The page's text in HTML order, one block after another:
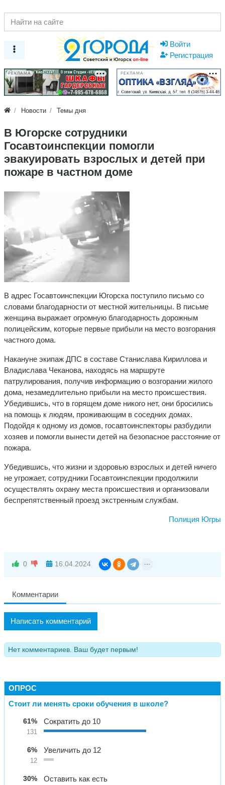
Войти
Регистрация
РЕКЛАМА РЕКЛАМА
Новости Темы дня
В Югорске сотрудники
Госавтоинспекции помогли
эвакуировать взрослых и детей при
пожаре в частном доме
В адрес Госавтоинспекции Югорска поступило письмо со
словами благодарности от местной жительницы. В письме
женщина выражает огромную благодарность дорожным
полицейским, которые первые прибыли на место возгорания
частного дома.
Накануне экипаж ДПС в составе Станислава Кириллова и
Владислава Чеканова, находясь на маршруте
патрулирования, получив информацию о возгорании жилого
дома, незамедлительно прибыли на место происшествия.
Убедившись, что в горящем доме никого нет, они бросились
на помощь к людям, проживающим в соседних домах.
Подойдя к одному из домов, госавтоинспекторы разбудили
хозяев и помогли вынести детей на безопасное расстояние от
пожара.
Убедившись, что жизни и здоровью взрослых и детей ничего
не угрожает, сотрудники Госавтоинспекции продолжили
осуществлять охрану места происшествия и организовали
беспрепятственный проезд экстренным службам.
Полиция Югры
0 16.04.2024
Комментарии
Написать комментарий
Нет комментариев. Ваш будет первым!
ОПРОС
Стоит ли менять сроки обучения в школе?
61%
131
Сократить до 10
6%
12
Увеличить до 12
30% Оставить как есть